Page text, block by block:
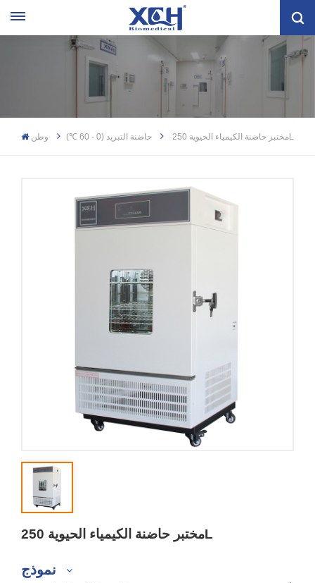
وطن حاضنة التبريد (0 - 60 ℃) مختبر حاضنة الكيمياء الحيوية 250L
مختبر حاضنة الكيمياء الحيوية 250L